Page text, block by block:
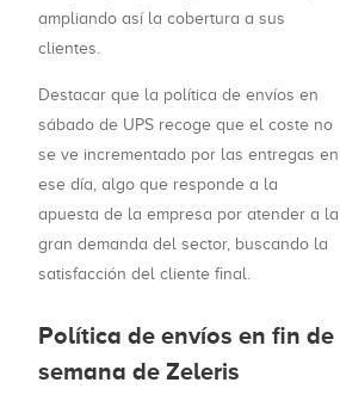
ampliando así la cobertura a sus
clientes.
Destacar que la política de envíos en
sábado de UPS recoge que el coste no
se ve incrementado por las entregas en
ese día, algo que responde a la
apuesta de la empresa por atender a la
gran demanda del sector, buscando la
satisfacción del cliente final.
Política de envíos en fin de
semana de Zeleris